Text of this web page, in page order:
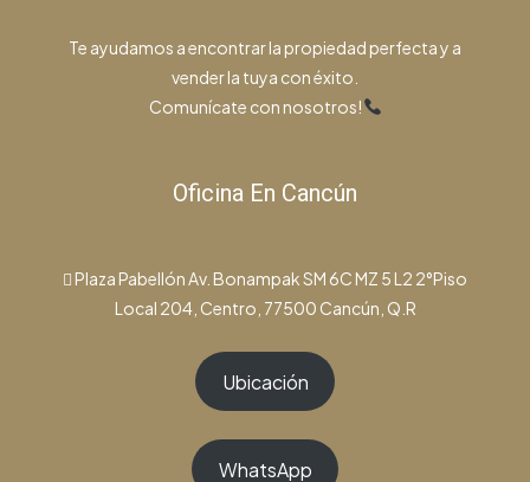
Te ayudamos a encontrar la propiedad perfecta y a
vender la tuya con éxito.
Comunícate con nosotros!
Oficina En Cancún
Plaza Pabellón Av. Bonampak SM 6C MZ 5 L2 2°Piso
Local 204, Centro, 77500 Cancún, Q.R
Ubicación
WhatsApp